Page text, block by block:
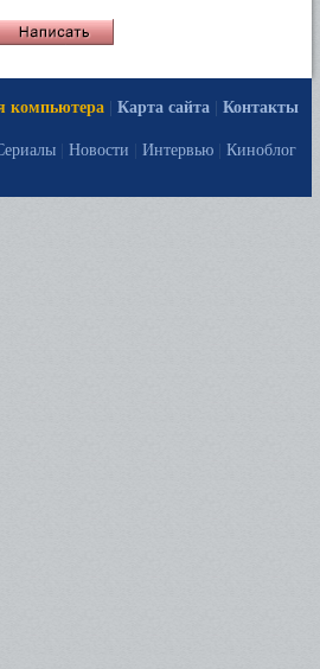
компьютера Карта сайта
Контакты
Новости Интервью Киноблог